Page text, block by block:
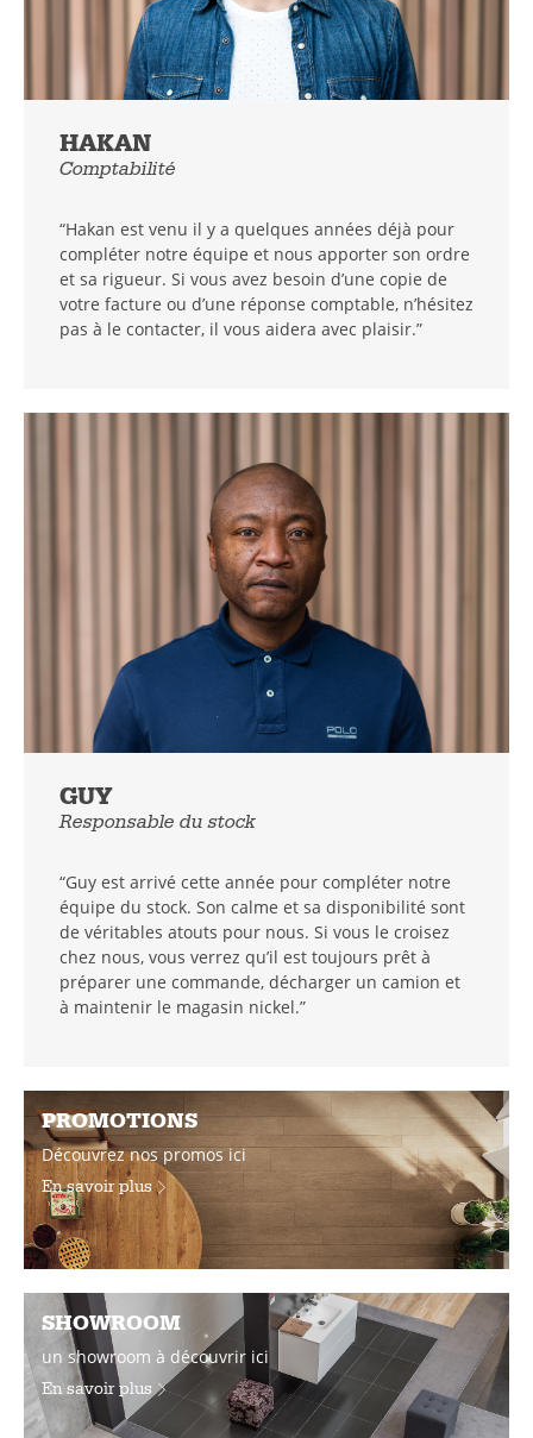
HAKAN
Comptabilité
“Hakan est venu il y a quelques années déjà pour
compléter notre équipe et nous apporter son ordre
et sa rigueur. Si vous avez besoin d’une copie de
votre facture ou d’une réponse comptable, n’hésitez
pas à le contacter, il vous aidera avec plaisir.”
GUY
Responsable du stock
“Guy est arrivé cette année pour compléter notre
équipe du stock. Son calme et sa disponibilité sont
de véritables atouts pour nous. Si vous le croisez
chez nous, vous verrez qu’il est toujours prêt à
préparer une commande, décharger un camion et
à maintenir le magasin nickel.”
PROMOTIONS
Découvrez nos promos ici
En savoir plus
SHOWROOM
un showroom à découvrir ici
En savoir plus